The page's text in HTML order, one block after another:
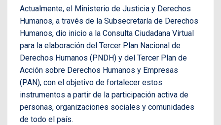
Actualmente, el Ministerio de Justicia y Derechos
Humanos, a través de la Subsecretaría de Derechos
Humanos, dio inicio a la Consulta Ciudadana Virtual
para la elaboración del Tercer Plan Nacional de
Derechos Humanos (PNDH) y del Tercer Plan de
Acción sobre Derechos Humanos y Empresas
(PAN), con el objetivo de fortalecer estos
instrumentos a partir de la participación activa de
personas, organizaciones sociales y comunidades
de todo el país.